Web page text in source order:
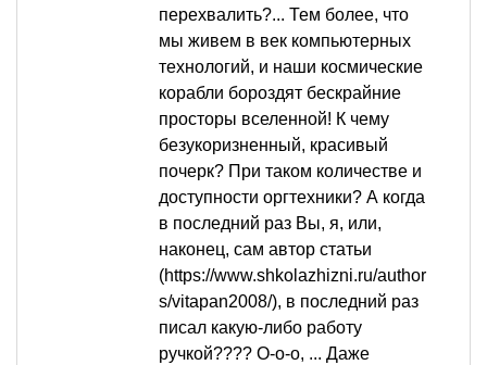
перехвалить?... Тем более, что
мы живем в век компьютерных
технологий, и наши космические
корабли бороздят бескрайние
просторы вселенной! К чему
безукоризненный, красивый
почерк? При таком количестве и
доступности оргтехники? А когда
в последний раз Вы, я, или,
наконец, сам автор статьи
(https://www.shkolazhizni.ru/author
s/vitapan2008/), в последний раз
писал какую-либо работу
ручкой???? О-о-о, ... Даже